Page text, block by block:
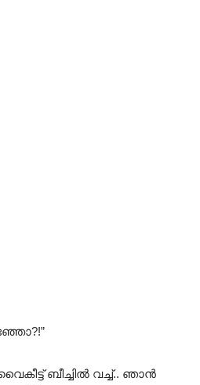
ബീച്ചിൽ വച്ച്.. ഞാൻ